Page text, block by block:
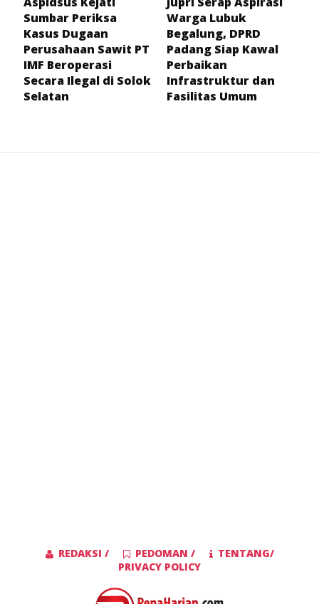
Sumbar Periksa
Kasus Dugaan
Perusahaan Sawit PT
IMF Beroperasi
Secara Ilegal di Solok
Selatan
Warga Lubuk
Begalung, DPRD
Padang Siap Kawal
Perbaikan
Infrastruktur dan
Fasilitas Umum
REDAKSI / PEDOMAN /
TENTANG/
PRIVACY POLICY